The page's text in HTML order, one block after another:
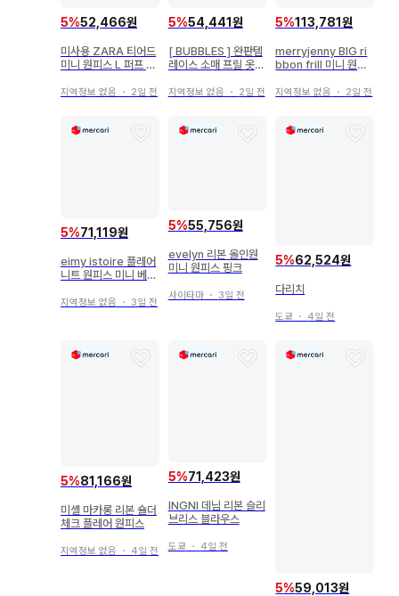
5%52,466원
미사용 ZARA 티어드
미니 원피스 L 퍼프 슬
지역정보 없음 ・ 2일 전
5%54,441원
[ BUBBLES ] 완판템
레이스 소매 프릴 옷깃
지역정보 없음 ・ 2일 전
5%113,781원
merryjenny BIG ri
bbon frill 미니 원피
지역정보 없음 ・ 2일 전
5%71,119원
eimy istoire 플레어
니트 원피스 미니 베이
지역정보 없음 ・ 3일 전
5%55,756원
evelyn 리본 올인원
미니 원피스 핑크
사이타마・ 3일 전
5%62,524원
다리치
도쿄 ・ 4일 전
5%81,166원
미셸 마카롱 리본 숄더
체크 플레어 원피스
지역정보 없음 ・ 4일 전
5%71,423원
INGNI 데님 리본 슬리
브리스 블라우스
도쿄 ・ 4일 전
5%59,013원